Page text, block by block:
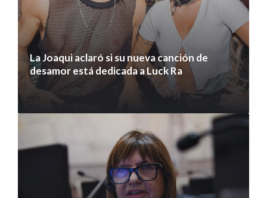
La Joaqui aclaró si su nueva canción de
desamor está dedicada a Luck Ra
7 agosto 2026